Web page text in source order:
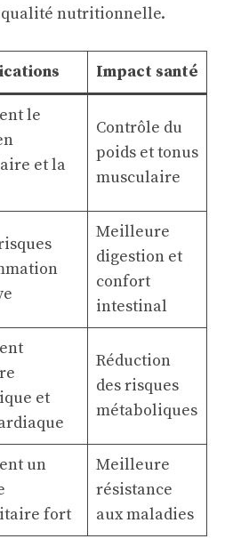
nutritionnelle.
Impact santé
le
et la
Contrôle du
poids et tonus
musculaire
Meilleure
digestion et
confort
intestinal
et
Réduction
des risques
métaboliques
un
fort
Meilleure
résistance
aux maladies